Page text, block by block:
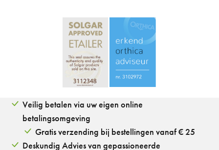
Veilig betalen via uw eigen online
betalingsomgeving
Gratis verzending bij bestellingen vanaf € 25
Deskundig Advies van gepassioneerde